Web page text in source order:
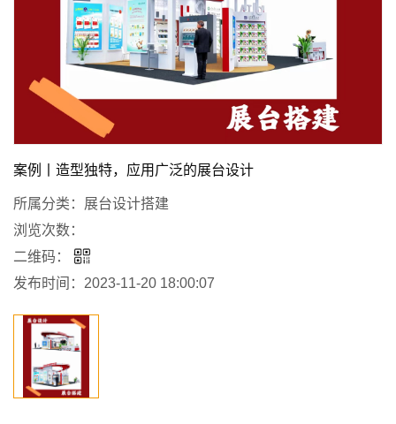
案例丨造型独特，应用广泛的展台设计
所属分类： 展台设计搭建
浏览次数：
二维码：
发布时间： 2023-11-20 18:00:07